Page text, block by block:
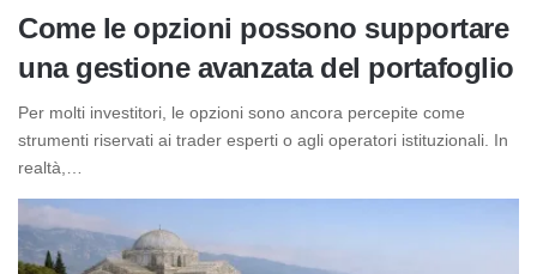
Come le opzioni possono supportare
una gestione avanzata del portafoglio
Per molti investitori, le opzioni sono ancora percepite come
strumenti riservati ai trader esperti o agli operatori istituzionali. In
realtà,…